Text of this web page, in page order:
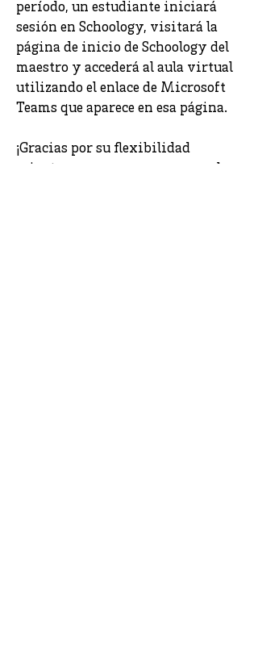
período, un estudiante iniciará
sesión en Schoology, visitará la
página de inicio de Schoology del
maestro y accederá al aula virtual
utilizando el enlace de Microsoft
Teams que aparece en esa página.
¡Gracias por su flexibilidad